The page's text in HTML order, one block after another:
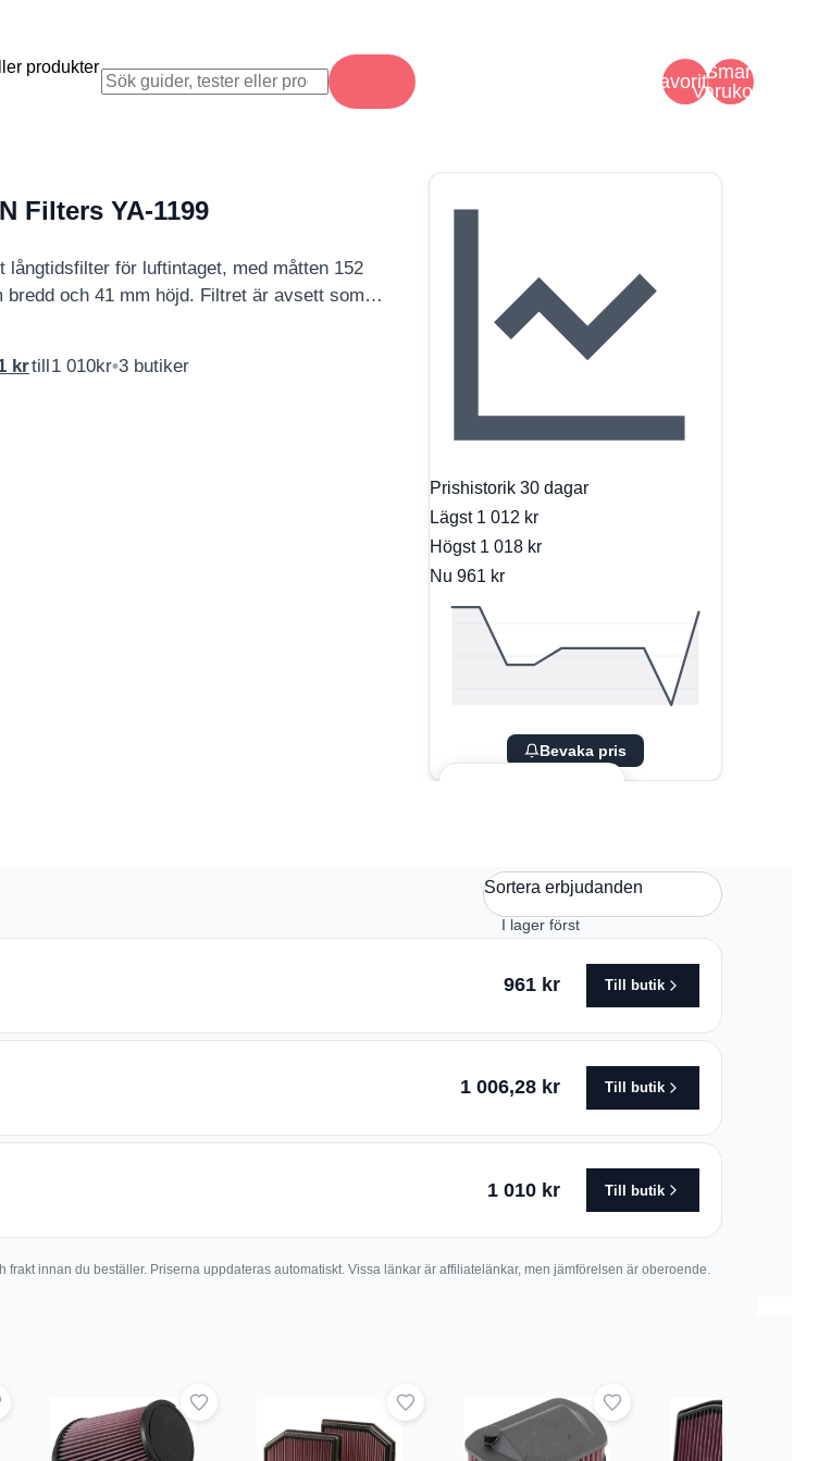
produkter
FavoriterSmart
Varukorg
Filters YA-1199
långtidsfilter för luftintaget, med måtten 152
bredd och 41 mm höjd. Filtret är avsett som…
krtill1 010kr 3 butiker
Prishistorik 30 dagar
Lägst 1 012 kr
Högst 1 018 kr
Nu 961 kr
Bevaka pris
Sortera erbjudanden
961 kr Till butik
1 006,28 kr Till butik
1 010 kr Till butik
innan du beställer. Priserna uppdateras automatiskt. Vissa länkar är affiliatelänkar, men jämförelsen är oberoende.